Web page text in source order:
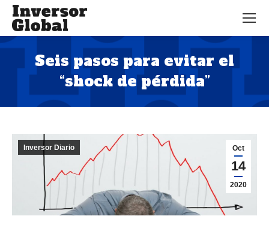
Seis pasos para evitar el
“shock de pérdida”
Estás aquí:
Oct
14
2020
Inversor Diario